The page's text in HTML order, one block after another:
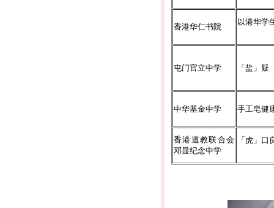
香港华仁书院
以港华学
屯门官立中学 「盐」疑
中华基金中学 手工皂健
香港道教联合会
邓显纪念中学
「虎」口